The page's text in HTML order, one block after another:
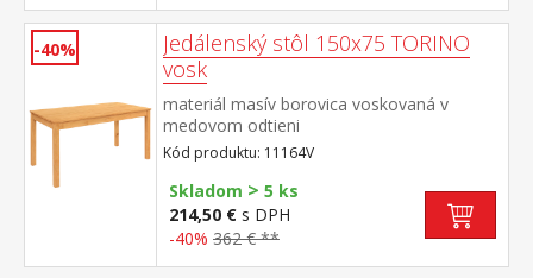
-40%
Jedálenský stôl 150x75 TORINO
vosk
materiál masív borovica voskovaná v
medovom odtieni
Kód produktu: 11164V
Skladom > 5 ks
214,50 € s DPH
-40% 362 € **